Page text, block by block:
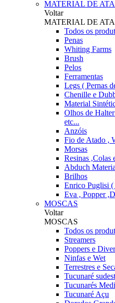
MATERIAL DE
Voltar
MATERIAL DE
Todos os
Penas
Whiting Farms
Brush
Pelos
Ferramentas
Legs ( Pernas
Chenille e
Material
Olhos de
etc...
Anzóis
Fio de Atado ,
Morsas
Resinas ,Colas
Abduch
Brilhos
Enrico Puglisi (
Eva , Popper
MOSCAS
Voltar
MOSCAS
Todos os
Streamers
Poppers e
Ninfas e Wet
Terrestres e
Tucunaré
Tucunarés
Tucunaré Açu